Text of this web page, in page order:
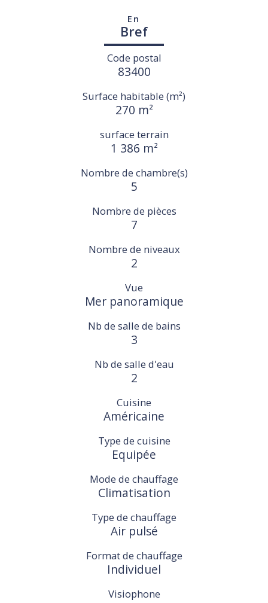
En
Bref
Code postal
83400
Surface habitable (m²)
270 m²
surface terrain
1 386 m²
Nombre de chambre(s)
5
Nombre de pièces
7
Nombre de niveaux
2
Vue
Mer panoramique
Nb de salle de bains
3
Nb de salle d'eau
2
Cuisine
Américaine
Type de cuisine
Equipée
Mode de chauffage
Climatisation
Type de chauffage
Air pulsé
Format de chauffage
Individuel
Visiophone